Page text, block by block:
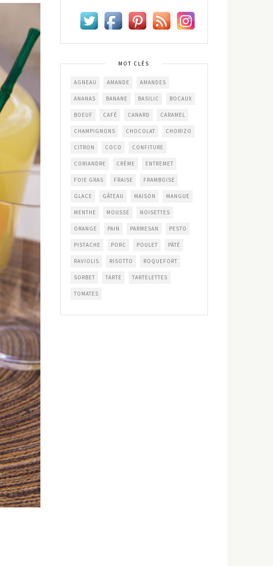
MOT CLÉS
AGNEAU AMANDE AMANDES
ANANAS BANANE BASILIC BOCAUX
BOEUF CAFÉ CANARD CARAMEL
CHAMPIGNONS CHOCOLAT CHORIZO
CITRON COCO CONFITURE
CORIANDRE CRÈME ENTREMET
FOIE GRAS FRAISE FRAMBOISE
GLACE GÂTEAU MAISON MANGUE
MENTHE MOUSSE NOISETTES
ORANGE PAIN PARMESAN PESTO
PISTACHE PORC POULET PÂTÉ
RAVIOLIS RISOTTO ROQUEFORT
SORBET TARTE TARTELETTES
TOMATES